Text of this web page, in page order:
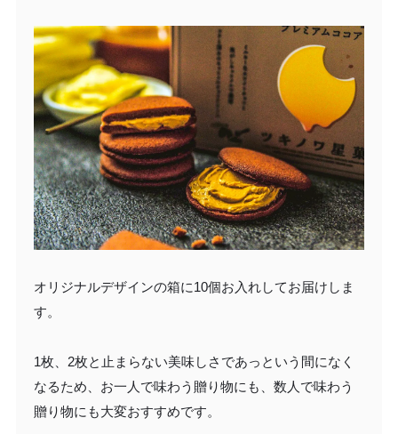
オリジナルデザインの箱に10個お入れしてお届けしま
す。
1枚、2枚と止まらない美味しさであっという間になく
なるため、お一人で味わう贈り物にも、数人で味わう
贈り物にも大変おすすめです。